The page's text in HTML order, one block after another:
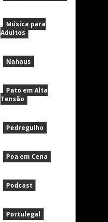
Música para
Adultos
Nahaus
Pato em Alta
Tensão
Pedregulho
Poa em Cena
Podcast
Portulegal